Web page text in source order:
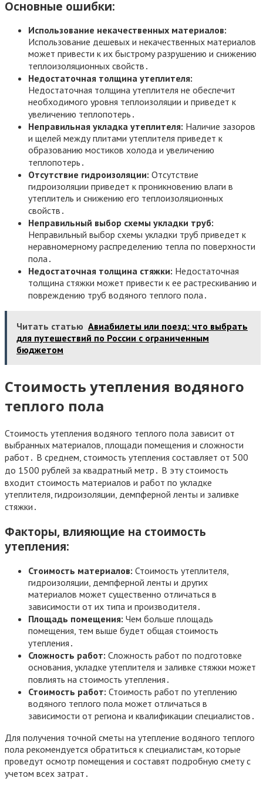
Основные ошибки:
Использование некачественных материалов:
Использование дешевых и некачественных материалов
может привести к их быстрому разрушению и снижению
теплоизоляционных свойств․
Недостаточная толщина утеплителя:
Недостаточная толщина утеплителя не обеспечит
необходимого уровня теплоизоляции и приведет к
увеличению теплопотерь․
Неправильная укладка утеплителя: Наличие зазоров
и щелей между плитами утеплителя приведет к
образованию мостиков холода и увеличению
теплопотерь․
Отсутствие гидроизоляции: Отсутствие
гидроизоляции приведет к проникновению влаги в
утеплитель и снижению его теплоизоляционных
свойств․
Неправильный выбор схемы укладки труб:
Неправильный выбор схемы укладки труб приведет к
неравномерному распределению тепла по поверхности
пола․
Недостаточная толщина стяжки: Недостаточная
толщина стяжки может привести к ее растрескиванию и
повреждению труб водяного теплого пола․
Читать статью Авиабилеты или поезд: что выбрать
для путешествий по России с ограниченным
бюджетом
Стоимость утепления водяного
теплого пола
Стоимость утепления водяного теплого пола зависит от
выбранных материалов, площади помещения и сложности
работ․ В среднем, стоимость утепления составляет от 500
до 1500 рублей за квадратный метр․ В эту стоимость
входит стоимость материалов и работ по укладке
утеплителя, гидроизоляции, демпферной ленты и заливке
стяжки․
Факторы, влияющие на стоимость
утепления:
Стоимость материалов: Стоимость утеплителя,
гидроизоляции, демпферной ленты и других
материалов может существенно отличаться в
зависимости от их типа и производителя․
Площадь помещения: Чем больше площадь
помещения, тем выше будет общая стоимость
утепления․
Сложность работ: Сложность работ по подготовке
основания, укладке утеплителя и заливке стяжки может
повлиять на стоимость утепления․
Стоимость работ: Стоимость работ по утеплению
водяного теплого пола может отличаться в
зависимости от региона и квалификации специалистов․
Для получения точной сметы на утепление водяного теплого
пола рекомендуется обратиться к специалистам, которые
проведут осмотр помещения и составят подробную смету с
учетом всех затрат․